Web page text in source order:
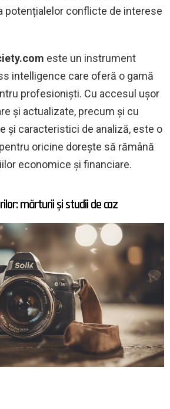
potențialelor conflicte de interese
este un instrument
intelligence care oferă o gamă
profesioniști. Cu accesul ușor
și actualizate, precum și cu
și caracteristici de analiză, este o
oricine dorește să rămână
economice și financiare.
mărturii și studii de caz